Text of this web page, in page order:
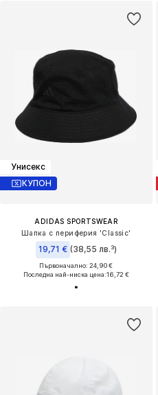
Унисекс
КУПОН
ADIDAS SPORTSWEAR
Шапка с периферия 'Classic'
19,71 € (38,55 лв.³)
Първоначално: 24,90 €
Последна най-ниска цена:16,72 €